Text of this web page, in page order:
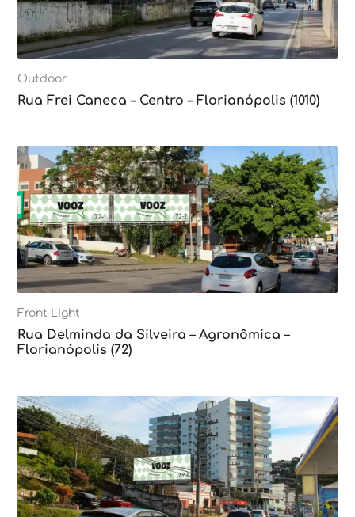
Outdoor
Rua Frei Caneca – Centro – Florianópolis (1010)
Front Light
Rua Delminda da Silveira – Agronômica –
Florianópolis (72)